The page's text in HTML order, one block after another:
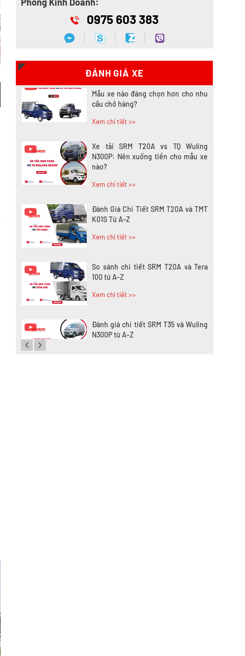
Phòng Kinh Doanh:
0975 603 383
ĐÁNH GIÁ XE
Nên mua xe tải SRM T30 hay Tera
100? Tìm hiểu chi tiết
Xe tải SRM T20A vs xe tải SRM K990:
Mẫu xe nào đáng chọn hơn cho nhu
cầu chở hàng?
Xem chi tiết >>
Xe tải SRM T20A vs TQ Wuling
N300P: Nên xuống tiền cho mẫu xe
nào?
Xem chi tiết >>
Đánh Giá Chi Tiết SRM T20A và TMT
K01S Từ A–Z
Xem chi tiết >>
So sánh chi tiết SRM T20A và Tera
100 từ A-Z
Xem chi tiết >>
Đánh giá chi tiết SRM T35 và Wuling
N300P từ A-Z